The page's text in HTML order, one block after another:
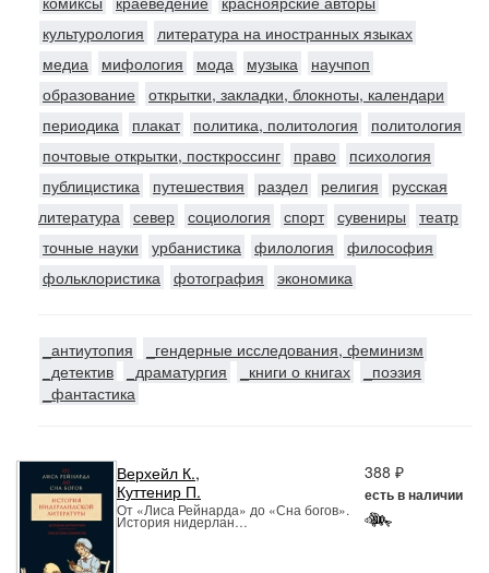
культурология
литература на иностранных языках
медиа
мифология мода музыка
научпоп
образование открытки, закладки, блокноты, календари
периодика
плакат политика, политология
политология
почтовые открытки, посткроссинг
право
психология
публицистика
путешествия раздел религия
русская
литература север социология спорт сувениры
театр
точные науки
урбанистика филология
философия
фольклористика фотография экономика
_антиутопия
_гендерные исследования, феминизм
_детектив
_драматургия _книги о книгах
_поэзия
_фантастика
Верхейл К.,
Куттенир П.
От «Лиса Рейнарда» до «Сна богов».
История нидерлан…
388 ₽
есть в наличии